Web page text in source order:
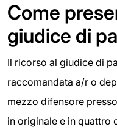
Come
giudice di
Il ricorso al giudice di
raccomandata a/r o
mezzo difensore
in originale e in quattro